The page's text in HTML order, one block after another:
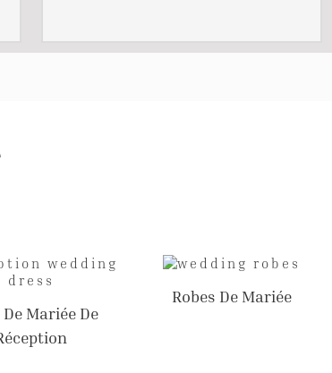
De Mariée De
Robes De Mariée